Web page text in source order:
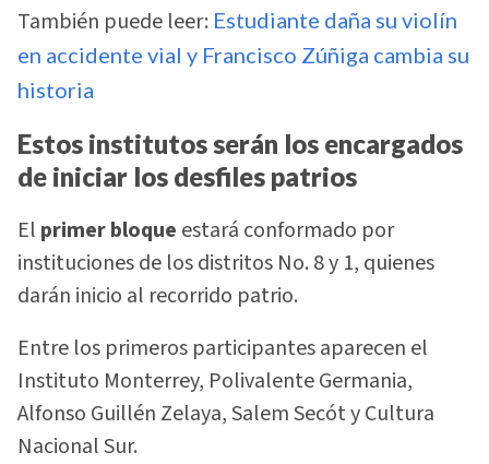
También puede leer: Estudiante daña su violín
en accidente vial y Francisco Zúñiga cambia su
historia
Estos institutos serán los encargados
de iniciar los desfiles patrios
El primer bloque estará conformado por
instituciones de los distritos No. 8 y 1, quienes
darán inicio al recorrido patrio.
Entre los primeros participantes aparecen el
Instituto Monterrey, Polivalente Germania,
Alfonso Guillén Zelaya, Salem Secót y Cultura
Nacional Sur.